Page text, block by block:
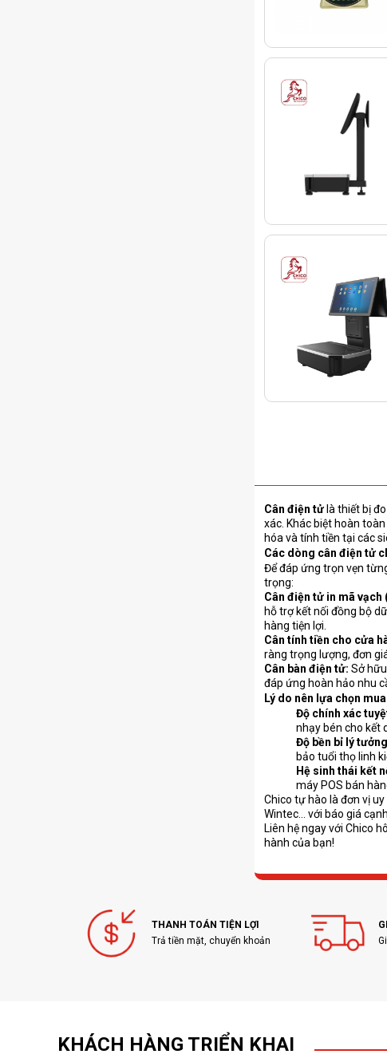
Cân điện tử là thiết bị
xác. Khác biệt hoàn
hóa và tính tiền tại các
Các dòng cân điện tử
Để đáp ứng trọn vẹn
trọng:
Cân điện tử in mã vạch
hỗ trợ kết nối đồng bộ
hàng tiện lợi.
Cân tính tiền cho cửa
ràng trọng lượng, đơn
Cân bàn điện tử: Sở
đáp ứng hoàn hảo nhu
Lý do nên lựa chọn
Độ chính xác
nhạy bén cho kết
Độ bền bỉ lý
bảo tuổi thọ linh
Hệ sinh thái kết
máy POS bán
Chico tự hào là đơn vị
Wintec... với báo giá
Liên hệ ngay với Chico
hành của bạn!
THANH TOÁN TIỆN LỢI
Trả tiền mặt, chuyển khoản
KHÁCH HÀNG TRIỂN KHAI